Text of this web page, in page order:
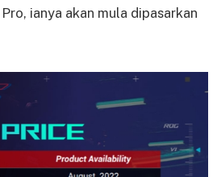
ianya akan mula dipasarkan